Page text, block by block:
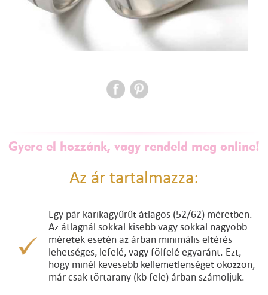
Gyere el hozzánk, vagy rendeld meg online!
Az ár tartalmazza:
Egy pár karikagyűrűt átlagos (52/62) méretben.
Az átlagnál sokkal kisebb vagy sokkal nagyobb
méretek esetén az árban minimális eltérés
lehetséges, lefelé, vagy fölfelé egyaránt. Ezt,
hogy minél kevesebb kellemetlenséget okozzon,
már csak törtarany (kb fele) árban számoljuk.